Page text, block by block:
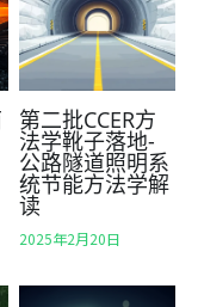
务
询服务
第二批CCER方
法学靴子落地-
公路隧道照明系
统节能方法学解
读
2025年2月20日